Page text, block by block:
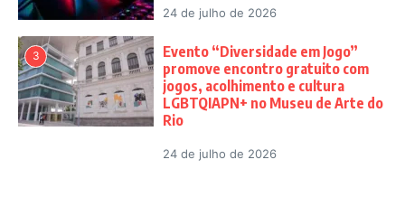
24 de julho de 2026
3
Evento “Diversidade em Jogo”
promove encontro gratuito com
jogos, acolhimento e cultura
LGBTQIAPN+ no Museu de Arte do
Rio
24 de julho de 2026